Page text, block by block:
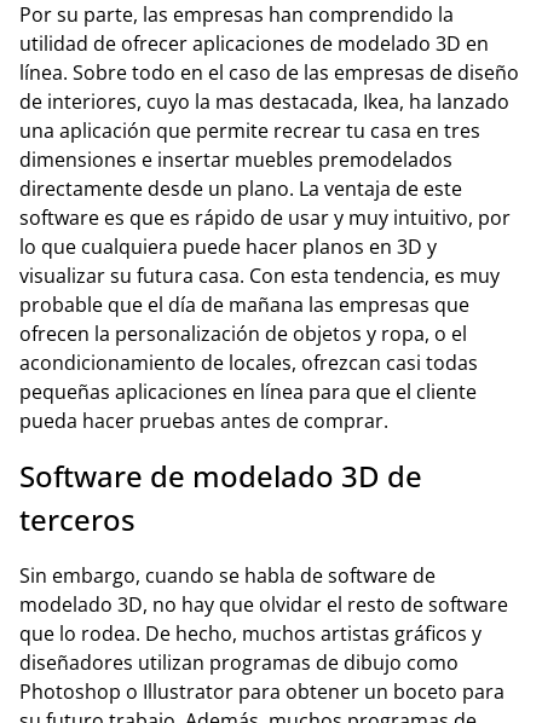
Por su parte, las empresas han comprendido la
utilidad de ofrecer aplicaciones de modelado 3D en
línea. Sobre todo en el caso de las empresas de diseño
de interiores, cuyo la mas destacada, Ikea, ha lanzado
una aplicación que permite recrear tu casa en tres
dimensiones e insertar muebles premodelados
directamente desde un plano. La ventaja de este
software es que es rápido de usar y muy intuitivo, por
lo que cualquiera puede hacer planos en 3D y
visualizar su futura casa. Con esta tendencia, es muy
probable que el día de mañana las empresas que
ofrecen la personalización de objetos y ropa, o el
acondicionamiento de locales, ofrezcan casi todas
pequeñas aplicaciones en línea para que el cliente
pueda hacer pruebas antes de comprar.
Software de modelado 3D de
terceros
Sin embargo, cuando se habla de software de
modelado 3D, no hay que olvidar el resto de software
que lo rodea. De hecho, muchos artistas gráficos y
diseñadores utilizan programas de dibujo como
Photoshop o Illustrator para obtener un boceto para